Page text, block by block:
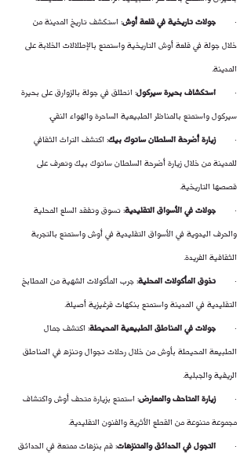
· جولات تاريخية في قلعة أوش: استكشف تاريخ المدينة من
خلال جولة في قلعة أوش التاريخية واستمتع بالإطلالات الخلابة على
المدينة.
· استكشاف بحيرة سيركول: انطلق في جولة بالزوارق على بحيرة
سيركول واستمتع بالمناظر الطبيعية الساحرة والهواء النقي.
· زيارة أضرحة السلطان ساتوك بيك: اكتشف التراث الثقافي
للمدينة من خلال زيارة أضرحة السلطان ساتوك بيك وتعرف على
قصصها التاريخية.
· جولات في الأسواق التقليدية: تسوق وتفقد السلع المحلية
والحرف اليدوية في الأسواق التقليدية في أوش واستمتع بالتجربة
الثقافية الفريدة.
· تذوق المأكولات المحلية: جرب المأكولات الشهية من المطابخ
التقليدية في المدينة واستمتع بنكهات قرغيزية أصيلة.
· جولات في المناطق الطبيعية المحيطة: اكتشف جمال
الطبيعة المحيطة بأوش من خلال رحلات تجوال وتنزه في المناطق
الريفية والجبلية.
· زيارة المتاحف والمعارض: استمتع بزيارة متحف أوش واكتشاف
مجموعة متنوعة من القطع الأثرية والفنون التقليدية.
· التجول في الحدائق والمتنزهات: قم بنزهات ممتعة في الحدائق